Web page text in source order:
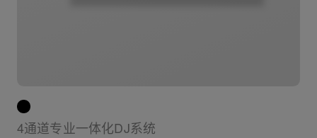
4通道专业一体化DJ系统